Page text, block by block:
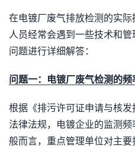
在电镀厂废气排放检测的实
人员经常会遇到一些技术和
问题进行详细解答：
问题一：电镀厂废气检测的频
根据《排污许可证申请与核
法律法规，电镀企业的监测
般而言，重点管理单位对主要